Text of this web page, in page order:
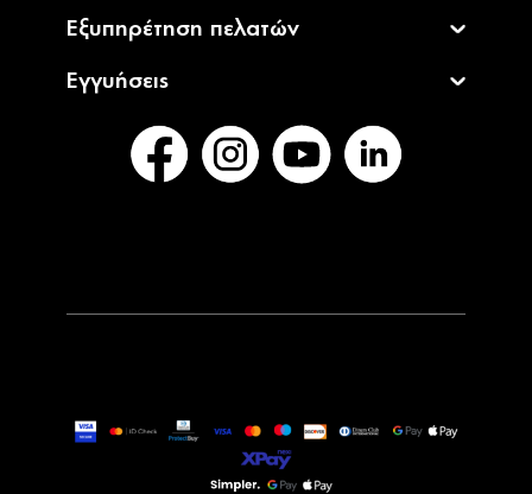
Εξυπηρέτηση πελατών
Εγγυήσεις